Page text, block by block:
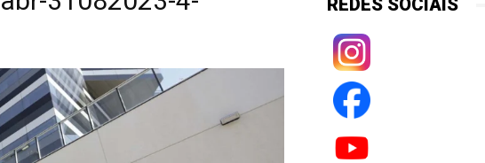
REDES SOCIAIS